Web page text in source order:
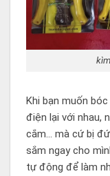
Khi bạn muốn
điện lại với nhau,
cắm… mà cứ bị
sắm ngay cho
tự động để làm